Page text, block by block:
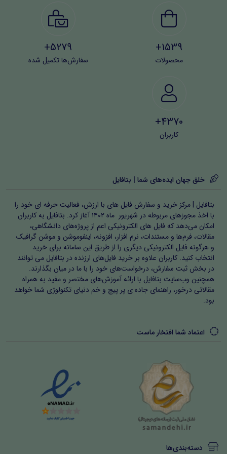
به او گرفتار شده و شفایی برای درد عشق او نخواهی یافت.
کان بِیثَهٌ مِنْ بَیْتِ رأس – یَکُونُ مِزاجُهَا عَسَل وَمَاءُ
على أنیابها أَوْ طَعَمَ غَضُ مِنَ التَّفَّاح هَصَّرَهُ الْجَنَاءُ یقول: کأنَّ على
الخمره و یکون مزاج هذه الخمره عسل ممزوج بالماء أو کأنَّ
علیها طعم تفاح فضّ عَصَرَّه المقتطف.
و مشهور بیت رأس » می ماند که طعم این شراب همچو عسل
دستانی آن را پالوده باشند.
إذَا مَا الأَشربَاتُ ذُکِرْنَ یَوْماً – نَهُنَّ لِطیب الراح الفِدَاءُ
یقول: إذا ذُکِرَتْ الأشربه فی یوم ما جمیعاً فأصبحت کل أشربه
لطیب هذه الخمره و رائحتها المُعَطَّره فداءً. (الرّاح أفضلُ مِن
همه آن فدای شمیم عطر آگین و دل انگیز این شراب می
نُوَلِّیهَا الْمَلَامَهَ إِنْ أَلَـ منا – إِذَا مَـــــــا کـانَ مَنْتُ أَوْلِحَاءُ
یقول: إذا أتینا شیء من الشر و القتال أو السباب والفحش من
جراء شرب الخمره وتلام علیه أحلناه . نسبناه إلى الخمره وفعلها
على عقولنا.
1539+
محصولات
5279+
سفارش‌ها تکمیل شده
4370+
کاربران
خلق جهان ایده‌های شما | بتافایل
بتافایل | مرکز خرید و سفارش فایل های با ارزش، فعالیت حرفه ای خود را
با اخذ مجوزهای مربوطه در شهریور ماه ۱۴۰۲ آغاز کرد. بتافایل به کاربران
امکان می‌دهد که فایل های الکترونیکی اعم از پروژه‌های دانشگاهی،
مقالات، فرم‌ها و مستندات، نرم افزار، افزونه، اینفوموشن و موشن گرافیک
و هرگونه فایل الکترونیکی دیگری را از طریق این سامانه برای خرید
انتخاب کنید. کاربران علاوه بر خرید فایل‌های ارزنده در بتافایل می توانند
در بخش ثبت سفارش، درخواست‌های خود را با ما در میان بگذارند.
همچنین وب‌سایت بتافایل با ارائه آموزش‌های مختصر و مفید به همراه
مقالاتی درخور، راهنمای جاده ی پر پیچ و خم دنیای تکنولوژی شما خواهد
بود.
اعتماد شما افتخار ماست
دسته‌بندی‌ها